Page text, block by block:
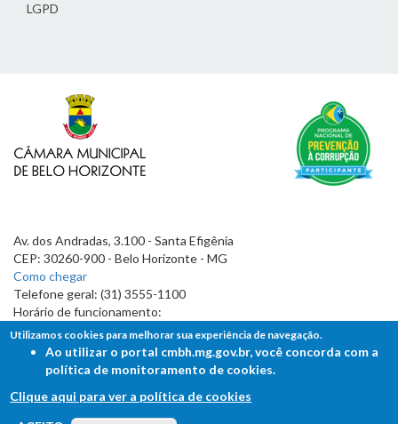
LGPD
Av. dos Andradas, 3.100 - Santa Efigênia
CEP: 30260-900 - Belo Horizonte - MG
Como chegar
Telefone geral: (31) 3555-1100
Horário de funcionamento:
7h às 19h
FALE COM A CÂMARA
Utilizamos cookies para melhorar sua experiência de navegação.
Ao utilizar o portal cmbh.mg.gov.br, você concorda com a
política de monitoramento de cookies.
Clique aqui para ver a política de cookies